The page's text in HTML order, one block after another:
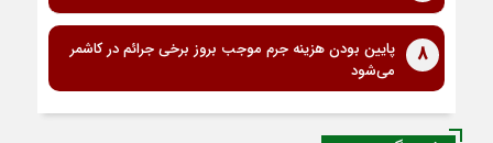
8
پایین بودن هزینه جرم موجب بروز برخی جرائم در کاشمر
می‌شود